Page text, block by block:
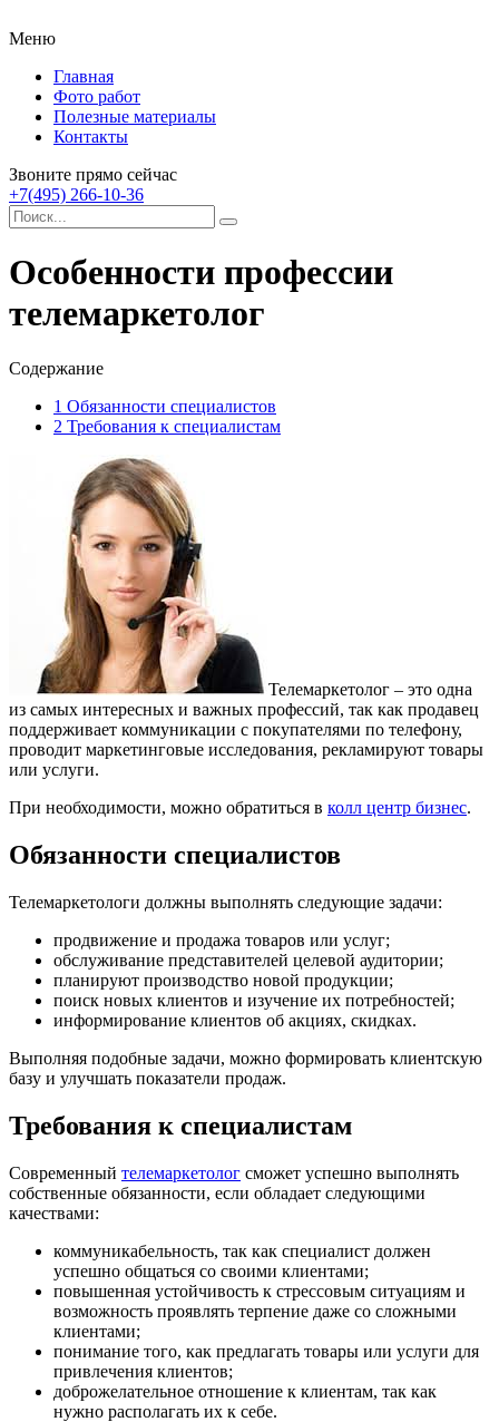
Меню
Главная
Фото работ
Полезные материалы
Контакты
Звоните прямо сейчас
+7(495) 266-10-36
Особенности профессии
телемаркетолог
Содержание
1 Обязанности специалистов
2 Требования к специалистам
Телемаркетолог – это одна
из самых интересных и важных профессий, так как продавец
поддерживает коммуникации с покупателями по телефону,
проводит маркетинговые исследования, рекламируют товары
или услуги.
При необходимости, можно обратиться в колл центр бизнес.
Обязанности специалистов
Телемаркетологи должны выполнять следующие задачи:
продвижение и продажа товаров или услуг;
обслуживание представителей целевой аудитории;
планируют производство новой продукции;
поиск новых клиентов и изучение их потребностей;
информирование клиентов об акциях, скидках.
Выполняя подобные задачи, можно формировать клиентскую
базу и улучшать показатели продаж.
Требования к специалистам
Современный телемаркетолог сможет успешно выполнять
собственные обязанности, если обладает следующими
качествами:
коммуникабельность, так как специалист должен
успешно общаться со своими клиентами;
повышенная устойчивость к стрессовым ситуациям и
возможность проявлять терпение даже со сложными
клиентами;
понимание того, как предлагать товары или услуги для
привлечения клиентов;
доброжелательное отношение к клиентам, так как
нужно располагать их к себе.